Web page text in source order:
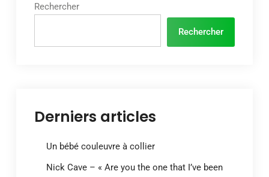
Rechercher
Rechercher
Derniers articles
Un bébé couleuvre à collier
Nick Cave – « Are you the one that I’ve been